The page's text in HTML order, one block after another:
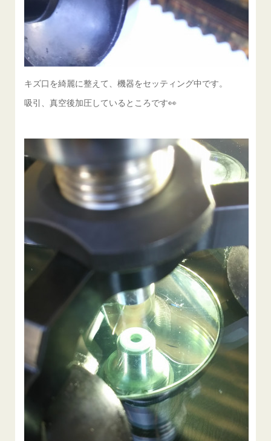
キズ口を綺麗に整えて、機器をセッティング中です。
吸引、真空後加圧しているところです👀